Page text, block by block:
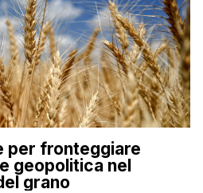
per fronteggiare
geopolitica nel
grano